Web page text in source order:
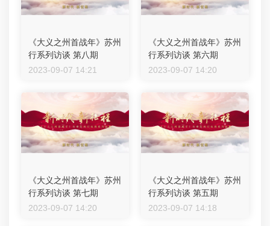
《大义之州首战年》苏州
行系列访谈 第八期
2023-09-07 14:21
《大义之州首战年》苏州
行系列访谈 第六期
2023-09-07 14:20
《大义之州首战年》苏州
行系列访谈 第七期
2023-09-07 14:20
《大义之州首战年》苏州
行系列访谈 第五期
2023-09-07 14:18